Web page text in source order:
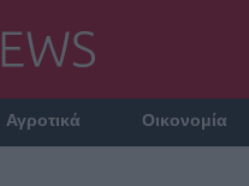
Αγροτικά Οικονομία